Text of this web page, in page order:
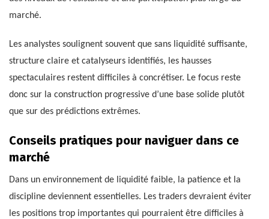
marché.
Les analystes soulignent souvent que sans liquidité suffisante,
structure claire et catalyseurs identifiés, les hausses
spectaculaires restent difficiles à concrétiser. Le focus reste
donc sur la construction progressive d’une base solide plutôt
que sur des prédictions extrêmes.
Conseils pratiques pour naviguer dans ce
marché
Dans un environnement de liquidité faible, la patience et la
discipline deviennent essentielles. Les traders devraient éviter
les positions trop importantes qui pourraient être difficiles à